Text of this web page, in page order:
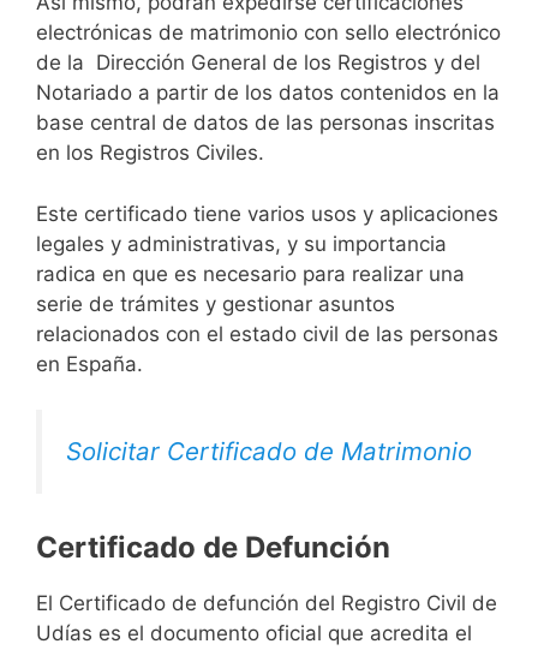
electrónicas de matrimonio con sello electrónico
de la Dirección General de los Registros y del
Notariado a partir de los datos contenidos en la
base central de datos de las personas inscritas
en los Registros Civiles.
Este certificado tiene varios usos y aplicaciones
legales y administrativas, y su importancia
radica en que es necesario para realizar una
serie de trámites y gestionar asuntos
relacionados con el estado civil de las personas
en España.
Solicitar Certificado de Matrimonio
Certificado de Defunción
El Certificado de defunción del Registro Civil de
Udías es el documento oficial que acredita el